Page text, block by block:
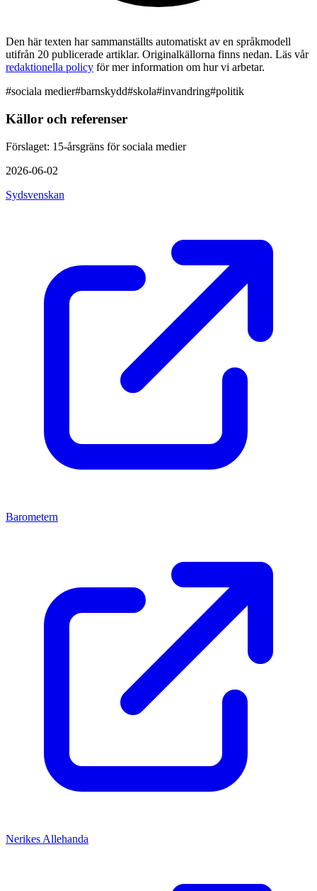
Den här texten har sammanställts automatiskt av en språkmodell
utifrån 20 publicerade artiklar. Originalkällorna finns nedan. Läs vår
redaktionella policy för mer information om hur vi arbetar.
#sociala medier#barnskydd#skola#invandring#politik
Källor och referenser
Förslaget: 15-årsgräns för sociala medier
2026-06-02
Sydsvenskan
Barometern
Nerikes Allehanda